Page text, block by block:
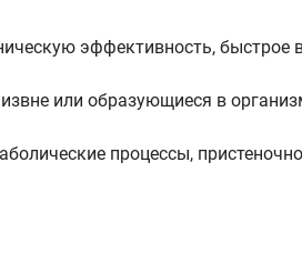
эффективность, быстрое
или образующиеся в
процессы,